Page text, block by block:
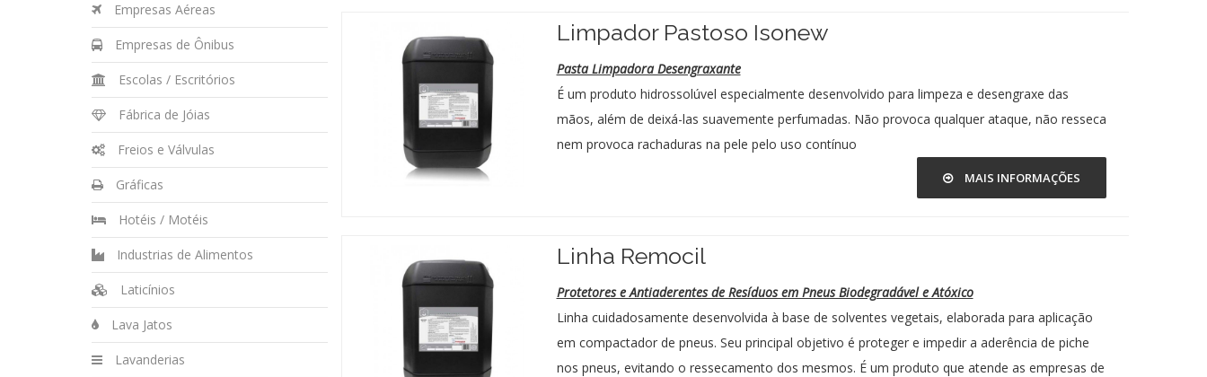
Empresas Aéreas
Empresas de Ônibus
Escolas / Escritórios
Fábrica de Jóias
Freios e Válvulas
Gráficas
Hotéis / Motéis
Industrias de Alimentos
Laticínios
Lava Jatos
Lavanderias
Limpador Pastoso Isonew
Pasta Limpadora Desengraxante
É um produto hidrossolúvel especialmente desenvolvido para limpeza e desengraxe das
mãos, além de deixá-las suavemente perfumadas. Não provoca qualquer ataque, não resseca
nem provoca rachaduras na pele pelo uso contínuo
MAIS INFORMAÇÕES
Linha Remocil
Protetores e Antiaderentes de Resíduos em Pneus Biodegradável e Atóxico
Linha cuidadosamente desenvolvida à base de solventes vegetais, elaborada para aplicação
em compactador de pneus. Seu principal objetivo é proteger e impedir a aderência de piche
nos pneus, evitando o ressecamento dos mesmos. É um produto que atende as empresas de